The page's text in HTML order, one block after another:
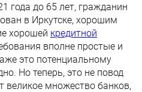
года до 65 лет, гражданин
в Иркутске, хорошим
хорошей кредитной
вполне простые и
это потенциальному
Но теперь, это не повод
великое множество банков,